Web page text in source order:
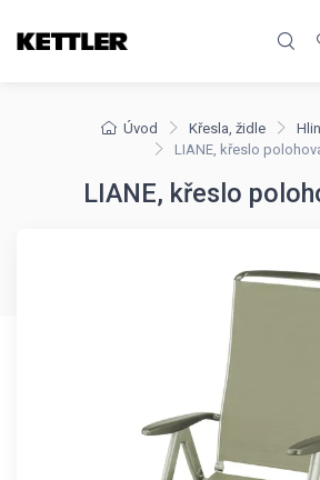
Úvod Křesla, židle
LIANE, křeslo
LIANE, křeslo